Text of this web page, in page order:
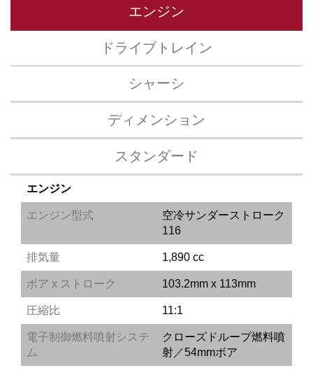
エンジン
ドライブトレイン
シャーシ
ディメンション
スタンダード
エンジン
エンジン型式
空冷サンダーストローク
116
排気量 1,890 cc
ボア x ストローク 103.2mm x 113mm
圧縮比 11:1
電子制御燃料噴射システ
ム
クローズドループ燃料噴
射／54mmボア